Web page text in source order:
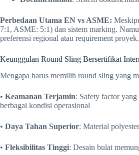
Perbedaan Utama EN vs ASME:
7:1, ASME: 5:1) dan sistem marking.
preferensi regional atau requirement proyek.
Keunggulan Round Sling Bersertifikat
Mengapa harus memilih round sling yang
• Keamanan Terjamin: Safety factor
berbagai kondisi operasional
• Daya Tahan Superior: Material
• Fleksibilitas Tinggi: Desain bulat